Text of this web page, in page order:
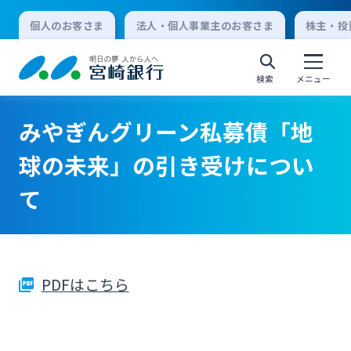
個人のお客さま 法人・個人事業主のお客さま 株主・
検索 メニュー
個人向けインターネットバンキング
みやぎんグリーン私募債「地
球の未来」の引き受けについ
て
PDFはこちら